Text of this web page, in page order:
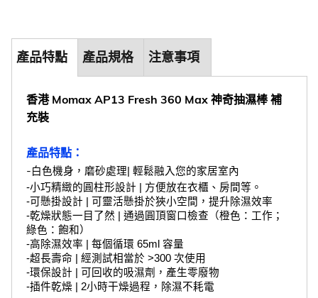
產品特點 產品規格 注意事項
香港 Momax AP13 Fresh 360 Max 神奇抽濕棒 補
充裝
產品特點：
-白色機身，磨砂處理| 輕鬆融入您的家居室內
-小巧精緻的圓柱形設計 | 方便放在衣櫃、房間等。
-可懸掛設計 | 可靈活懸掛於狹小空間，提升除濕效率
-乾燥狀態一目了然 | 通過圓頂窗口檢查（橙色：工作；
綠色：飽和）
-高除濕效率 | 每個循環 65ml 容量
-超長壽命 | 經測試相當於 >300 次使用
-環保設計 | 可回收的吸濕劑，產生零廢物
-插件乾燥 | 2小時干燥過程，除濕不耗電